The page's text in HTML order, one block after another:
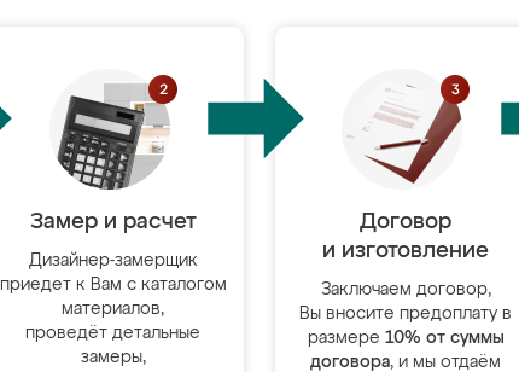
Замер и расчет
Дизайнер-замерщик
приедет к Вам с каталогом
материалов,
проведёт детальные
замеры,
Договор
и изготовление
Заключаем договор,
Вы вносите предоплату в
размере 10% от суммы
договора, и мы отдаём